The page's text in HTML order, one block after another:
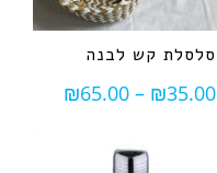
סלסלת קש לבנה
₪35.00
–
₪65.00